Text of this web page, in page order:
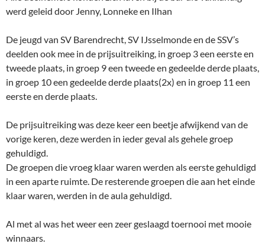
werd geleid door Jenny, Lonneke en Ilhan
De jeugd van SV Barendrecht, SV IJsselmonde en de SSV’s
deelden ook mee in de prijsuitreiking, in groep 3 een eerste en
tweede plaats, in groep 9 een tweede en gedeelde derde plaats,
in groep 10 een gedeelde derde plaats(2x) en in groep 11 een
eerste en derde plaats.
De prijsuitreiking was deze keer een beetje afwijkend van de
vorige keren, deze werden in ieder geval als gehele groep
gehuldigd.
De groepen die vroeg klaar waren werden als eerste gehuldigd
in een aparte ruimte. De resterende groepen die aan het einde
klaar waren, werden in de aula gehuldigd.
Al met al was het weer een zeer geslaagd toernooi met mooie
winnaars.